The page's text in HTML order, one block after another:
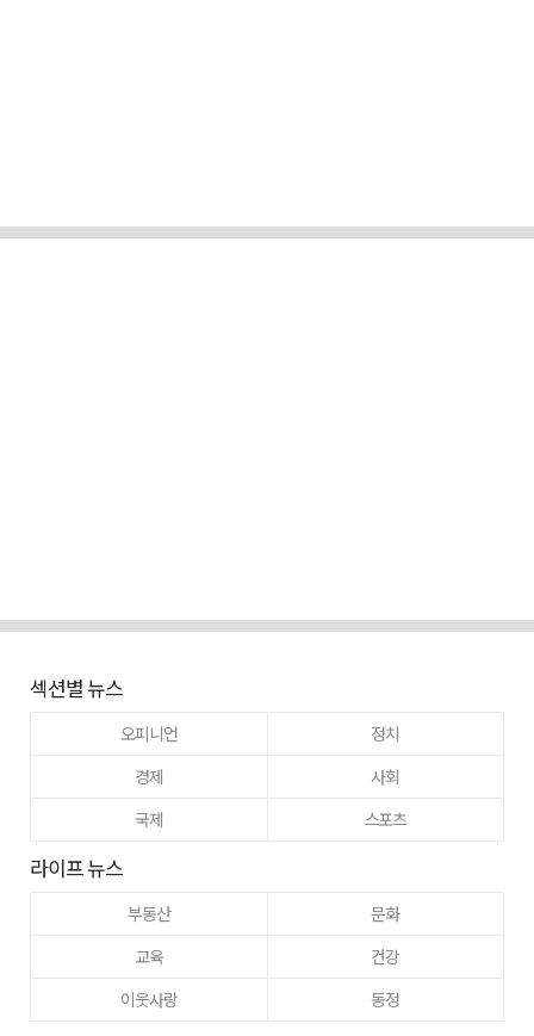
섹션별 뉴스
오피니언
정치
경제
사회
국제
스포츠
라이프 뉴스
부동산
문화
교육
건강
이웃사랑
동정